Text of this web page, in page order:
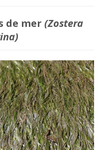
de mer (Zostera